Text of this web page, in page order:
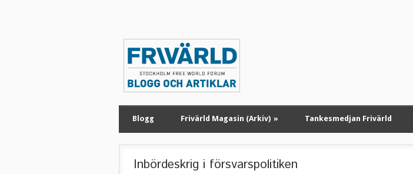
Blogg Frivärld Magasin (Arkiv) » Tankesmedjan Frivärld
Inbördeskrig i försvarspolitiken